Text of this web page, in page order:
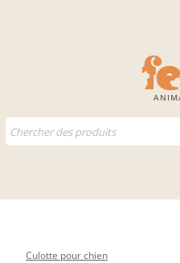
Culotte pour chien